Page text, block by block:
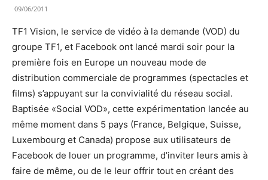
09/06/2011
TF1 Vision, le service de vidéo à la demande (VOD) du
groupe TF1, et Facebook ont lancé mardi soir pour la
première fois en Europe un nouveau mode de
distribution commerciale de programmes (spectacles et
films) s’appuyant sur la convivialité du réseau social.
Baptisée «Social VOD», cette expérimentation lancée au
même moment dans 5 pays (France, Belgique, Suisse,
Luxembourg et Canada) propose aux utilisateurs de
Facebook de louer un programme, d’inviter leurs amis à
faire de même, ou de le leur offrir tout en créant des